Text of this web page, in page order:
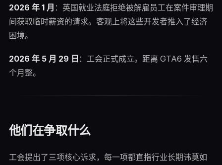
2026 年 1 月 ：英国就业法庭拒绝被解雇员工在案件审理期
间获取临时薪资的请求。客观上将这些开发者推入了经济
困境。
2026 年 5 月 29 日 ：工会正式成立。距离 GTA6 发售六
个月整。
他们在争取什么
工会提出了三项核心诉求，每一项都直指行业长期讳莫如